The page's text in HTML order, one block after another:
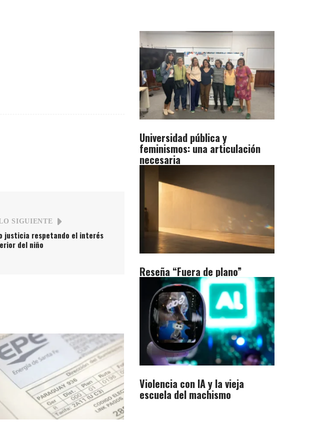
SIGUIENTE
justicia respetando el interés
del niño
Universidad pública y
feminismos: una articulación
necesaria
Reseña “Fuera de plano”
Violencia con IA y la vieja
escuela del machismo